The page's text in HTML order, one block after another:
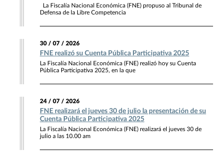
La Fiscalía Nacional Económica (FNE) propuso al Tribunal de
Defensa de la Libre Competencia
30 / 07 / 2026
FNE realizó su Cuenta Pública Participativa 2025
La Fiscalía Nacional Económica (FNE) realizó hoy su Cuenta
Pública Participativa 2025, en la que
24 / 07 / 2026
FNE realizará el jueves 30 de julio la presentación de su
Cuenta Pública Participativa 2025
La Fiscalía Nacional Económica (FNE) realizará el jueves 30 de
julio a las 10.00 am